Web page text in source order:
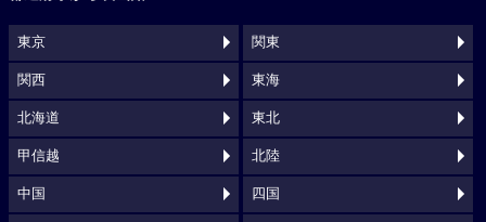
東京 関東
関西 東海
北海道 東北
甲信越 北陸
中国 四国